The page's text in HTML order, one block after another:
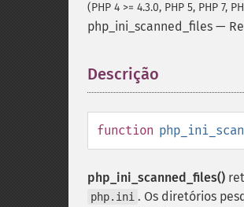
(PHP 4 >= 4.3.0, PHP 5, PHP 7,
php_ini_scanned_files —
Descrição
function
php_ini_scanned_files()
php.ini . Os diretórios